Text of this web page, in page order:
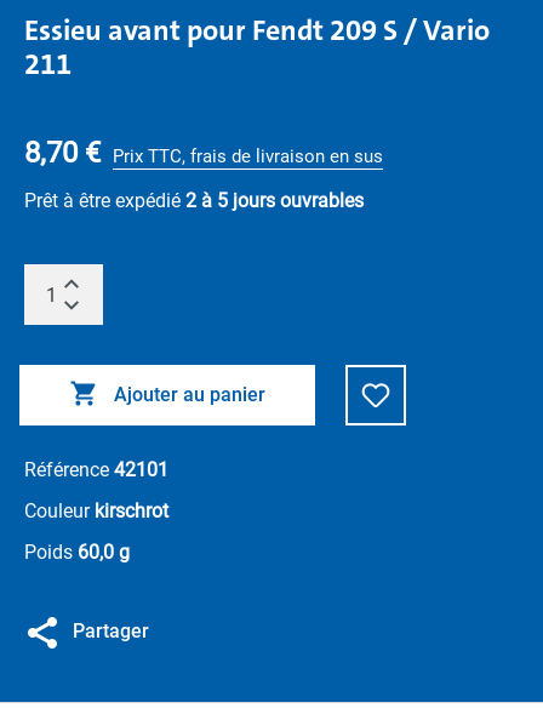
Essieu avant pour Fendt 209 S / Vario
211
8,70 € Prix TTC, frais de livraison en sus
Prêt à être expédié 2 à 5 jours ouvrables
Ajouter au panier
Référence 42101
Couleur kirschrot
Poids 60,0 g
Partager